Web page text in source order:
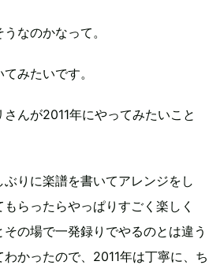
なのかなって。
てみたいです。
んが2011年にやってみたいこと
ぶりに楽譜を書いてアレンジをし
らったらやっぱりすごく楽しく
の場で一発録りでやるのとは違う
かったので、2011年は丁寧に、ち